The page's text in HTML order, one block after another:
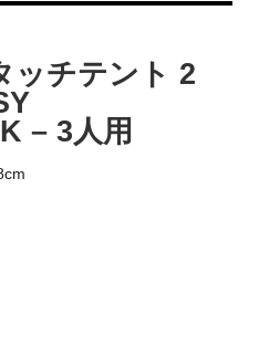
ッチテント 2
– 3人用